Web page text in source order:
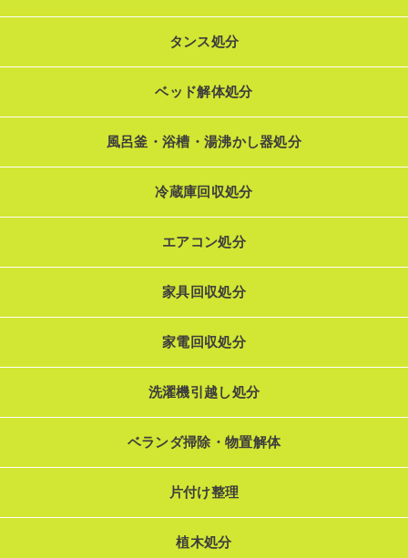
タンス処分
ベッド解体処分
風呂釜・浴槽・湯沸かし器処分
冷蔵庫回収処分
エアコン処分
家具回収処分
家電回収処分
洗濯機引越し処分
ベランダ掃除・物置解体
片付け整理
植木処分